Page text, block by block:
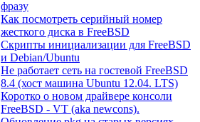
фразу
Как посмотреть серийный номер
жесткого диска в FreeBSD
Скрипты инициализации для FreeBSD
и Debian/Ubuntu
Не работает сеть на гостевой FreeBSD
8.4 (хост машина Ubuntu 12.04. LTS)
Коротко о новом драйвере консоли
FreeBSD - VT (aka newcons).